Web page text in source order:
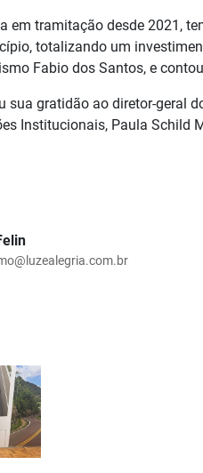
em tramitação desde 2021,
totalizando um
Fabio dos Santos, e
sua gratidão ao diretor-geral
Institucionais, Paula Schild